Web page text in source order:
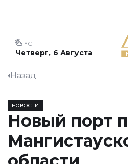
Четверг, 6 Августа
°C
Назад
НОВОСТИ
Новый порт